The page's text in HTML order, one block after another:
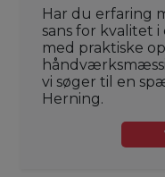
Har du erfaring
sans for kvalitet i
med praktiske
vi søger til en
Herning.